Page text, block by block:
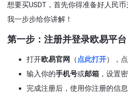
想要买USDT，首先你得准备好人民
我一步步给你讲解！
第一步：注册并登录欧易平台
打开欧易官网 （ 点此打开），
输入你的手机号或邮箱 ，设置
完成注册后，使用你注册的信息